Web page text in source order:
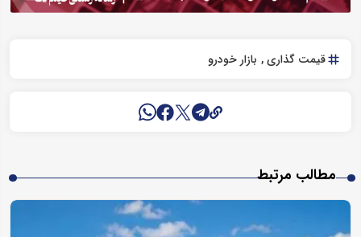
قیمت گذاری بازار خودرو
مطالب مرتبط